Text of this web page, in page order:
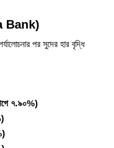
Bank)
পর সুদের হার বৃদ্ধি
৭.৯০%)